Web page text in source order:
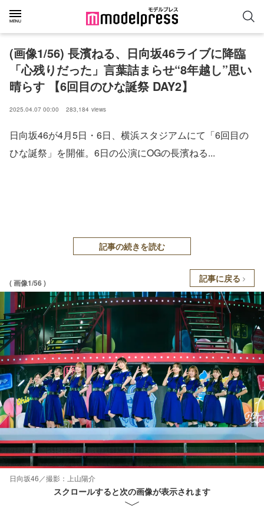
(画像1/56) 長濱ねる、日向坂46ライブに降臨
「心残りだった」言葉詰まらせ“8年越し”思い
晴らす 【6回目のひな誕祭 DAY2】
2025.04.07 00:00 283,184 views
日向坂46が4月5日・6日、横浜スタジアムにて「6回目の
ひな誕祭」を開催。6日の公演にOGの長濱ねる...
記事の続きを読む
( 画像1/56 ) 記事に戻る
日向坂46／撮影：上山陽介
スクロールすると次の画像が表示されます